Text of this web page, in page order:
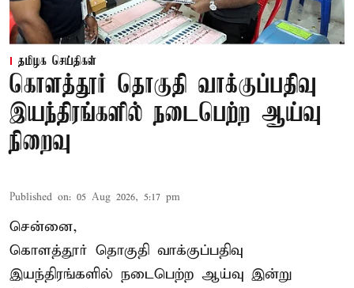
தமிழக செய்திகள்
கொளத்தூர் தொகுதி வாக்குப்பதிவு
இயந்திரங்களில் நடைபெற்ற ஆய்வு
நிறைவு
Published on: 05 Aug 2026, 5:17 pm
சென்னை,
கொளத்தூர் தொகுதி வாக்குப்பதிவு
இயந்திரங்களில் நடைபெற்ற ஆய்வு இன்று